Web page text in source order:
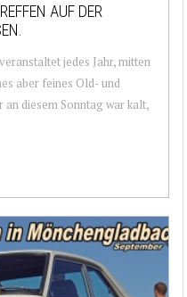
AUF DER
jedes Jahr, mitten
aber feines Old- und
diesem Sonntag war kalt,